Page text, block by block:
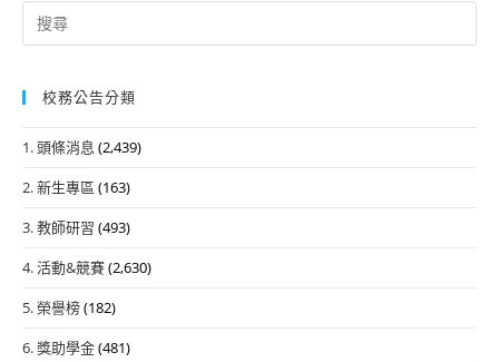
Search
for:
校務公告分類
1. 頭條消息 (2,439)
2. 新生專區 (163)
3. 教師研習 (493)
4. 活動&競賽(2,630)
5. 榮譽榜(182)
6. 獎助學金(481)